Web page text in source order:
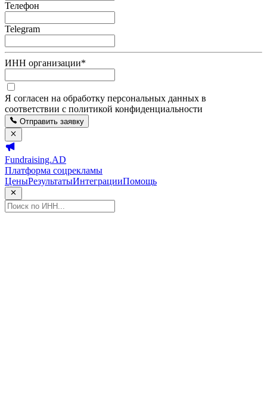
Телефон
Telegram
ИНН организации*
Я согласен на обработку персональных данных в
соответствии с политикой конфиденциальности
Отправить заявку
Fundraising.AD
Платформа соцрекламы
ЦеныРезультатыИнтеграцииПомощь